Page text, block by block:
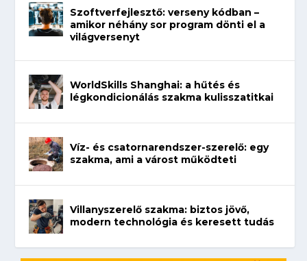
Szoftverfejlesztő: verseny kódban –
amikor néhány sor program dönti el a
világversenyt
WorldSkills Shanghai: a hűtés és
légkondicionálás szakma kulisszatitkai
Víz- és csatornarendszer-szerelő: egy
szakma, ami a várost működteti
Villanyszerelő szakma: biztos jövő,
modern technológia és keresett tudás